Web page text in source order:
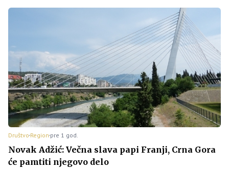
Društvo Region pre 1 god.
Novak Adžić: Večna slava papi Franji, Crna Gora
će pamtiti njegovo delo